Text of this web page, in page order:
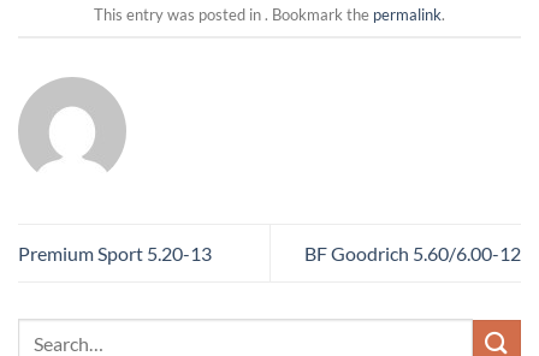
This entry was posted in . Bookmark the permalink.
Premium Sport 5.20-13 BF Goodrich 5.60/6.00-12